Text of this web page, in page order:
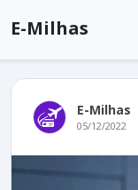
E-Milhas
E-Milhas
05/12/2022